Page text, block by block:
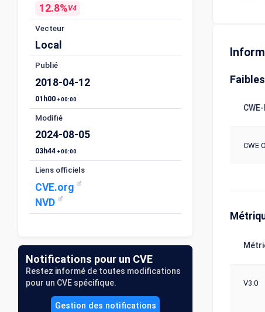
12.8%V4
Vecteur
Local
Publié
2018-04-12
01h00 +00:00
Modifié
2024-08-05
03h44 +00:00
Liens officiels
CVE.org
NVD
Notifications pour un CVE
Restez informé de toutes modifications
pour un CVE spécifique.
Gestion des notifications
CWE
V3.0